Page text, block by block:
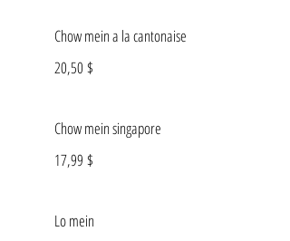
Chow mein a la cantonaise
20,50 $
Chow mein singapore
17,99 $
Lo mein